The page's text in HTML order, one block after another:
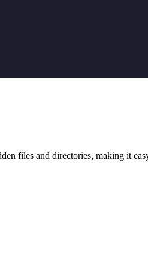
files and directories, making it